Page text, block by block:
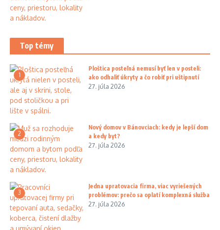
Top témy
1
Ploštica posteľná nemusí byť len v posteli:
ako odhaliť úkryty a čo robiť pri uštipnutí
27. júla 2026
2
Nový domov v Bánovciach: kedy je lepší dom
a kedy byt?
27. júla 2026
3
Jedna upratovacia firma, viac vyriešených
problémov: prečo sa oplatí komplexná služba
27. júla 2026